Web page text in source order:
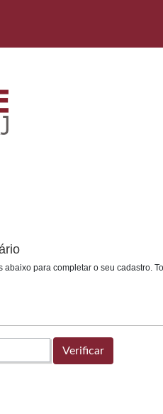
abaixo para completar o seu cadastro.